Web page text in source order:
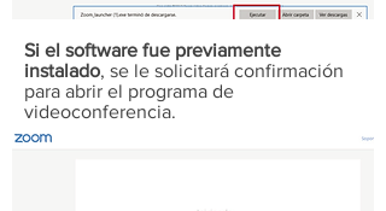
Si el software fue previamente
instalado, se le solicitará confirmación
para abrir el programa de
videoconferencia.